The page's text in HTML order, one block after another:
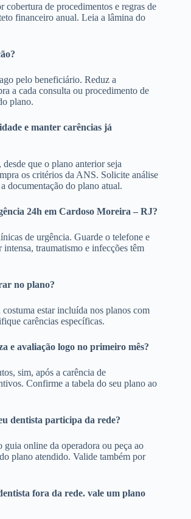
cobertura de procedimentos e regras de
financeiro anual. Leia a lâmina do
pelo beneficiário. Reduz a
a cada consulta ou procedimento de
plano.
e manter carências já
que o plano anterior seja
os critérios da ANS. Solicite análise
documentação do plano atual.
24h em Cardoso Moreira – RJ?
de urgência. Guarde o telefone e
traumatismo e infecções têm
no plano?
estar incluída nos planos com
carências específicas.
e avaliação logo no primeiro mês?
sim, após a carência de
Confirme a tabela do seu plano ao
dentista participa da rede?
guia online da operadora ou peça ao
plano atendido. Valide também por
fora da rede. vale um plano